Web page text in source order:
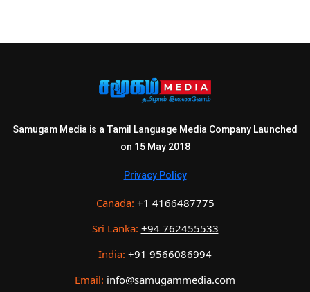
Samugam Media is a Tamil Language Media Company Launched
on 15 May 2018
Privacy Policy
Canada: +1 4166487775
Sri Lanka: +94 762455533
India: +91 9566086994
Email: info@samugammedia.com